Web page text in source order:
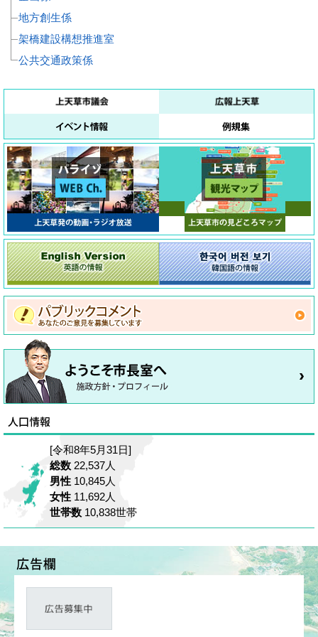
地方創生係
架橋建設構想推進室
公共交通政策係
[令和8年5月31日]
総数 22,537人
男性 10,845人
女性 11,692人
世帯数 10,838世帯